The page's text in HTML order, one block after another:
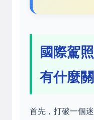
國際駕
有什麼
首先，打破一個迷